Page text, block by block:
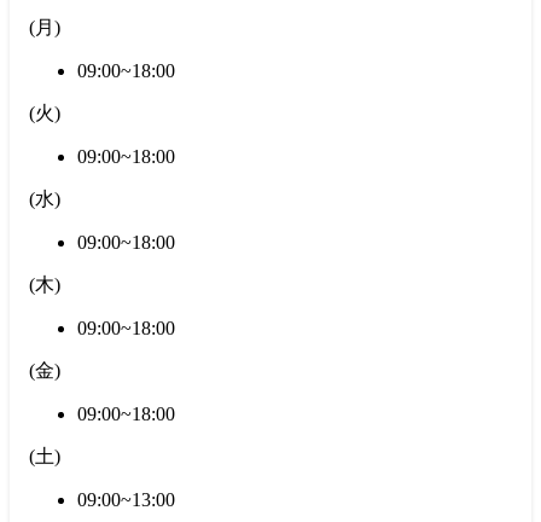
(月 )
09:00~18:00
(火)
09:00~18:00
(水)
09:00~18:00
(木)
09:00~18:00
(金)
09:00~18:00
(土)
09:00~13:00